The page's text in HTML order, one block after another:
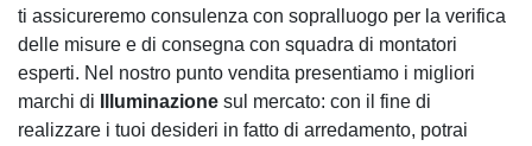
ti assicureremo consulenza con sopralluogo per la verifica
delle misure e di consegna con squadra di montatori
esperti. Nel nostro punto vendita presentiamo i migliori
marchi di
Illuminazione sul mercato: con il fine di
realizzare i tuoi desideri in fatto di arredamento, potrai